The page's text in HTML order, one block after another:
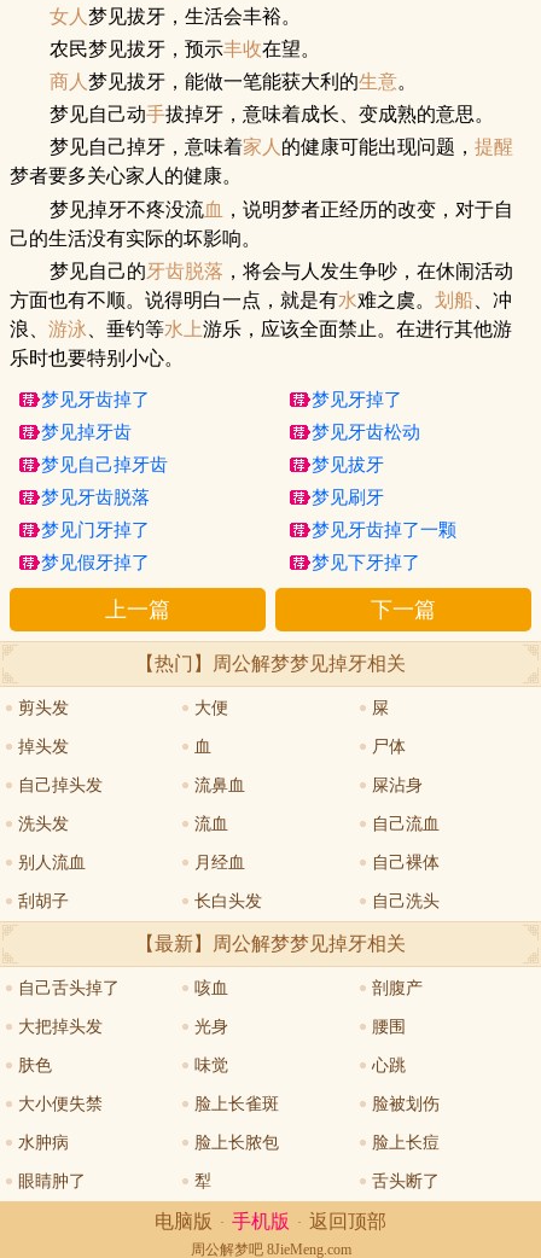
女人 梦见拔牙，生活会丰裕。
农民梦见拔牙，预示丰收在望。
商人梦见拔牙，能做一笔能获大利的生意。
梦见自己动手拔掉牙，意味着成长、变成熟的意思。
梦见自己掉牙，意味着家人 的健康可能出现问题， 提醒
梦者要多关心家人的健康。
梦见掉牙不疼没流血 ，说明梦者正经历的改变，对于自
己的生活没有实际的坏影响。
梦见自己的牙齿脱落 ，将会与人发生争吵，在休闹活动
方面也有不顺。说得明白一点，就是有水难之虞。划船、冲
浪、游泳、垂钓等水上游乐，应该全面禁止。在进行其他游
乐时也要特别小心。
梦见牙齿掉了
梦见牙掉了
梦见掉牙齿
梦见牙齿松动
梦见自己掉牙齿
梦见拔牙
梦见牙齿脱落
梦见刷牙
梦见门牙掉了
梦见牙齿掉了一颗
梦见假牙掉了
梦见下牙掉了
上一篇 下一篇
【热门】周公解梦梦见掉牙相关
剪头发 大便 屎
掉头发 血 尸体
自己掉头发 流鼻血 屎沾身
洗头发 流血 自己流血
别人流血 月经血 自己裸体
刮胡子 长白头发 自己洗头
【最新】周公解梦梦见掉牙相关
自己舌头掉了 咳血 剖腹产
大把掉头发 光身 腰围
肤色 味觉 心跳
大小便失禁 脸上长雀斑 脸被划伤
水肿病 脸上长脓包 脸上长痘
眼睛肿了 犁 舌头断了
电脑版 · 手机版 · 返回顶部
周公解梦吧 8JieMeng.com